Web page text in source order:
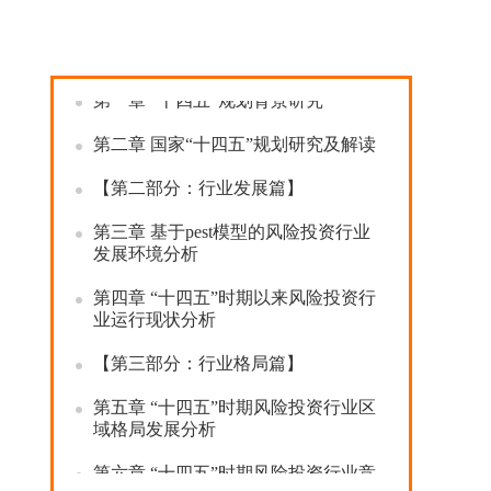
第一章 “十四五”规划背景研究
第二章 国家“十四五”规划研究及解读
【第二部分：行业发展篇】
第三章 基于pest模型的风险投资行业
发展环境分析
第四章 “十四五”时期以来风险投资行
业运行现状分析
【第三部分：行业格局篇】
第五章 “十四五”时期风险投资行业区
域格局发展分析
第六章 “十四五”时期风险投资行业竞